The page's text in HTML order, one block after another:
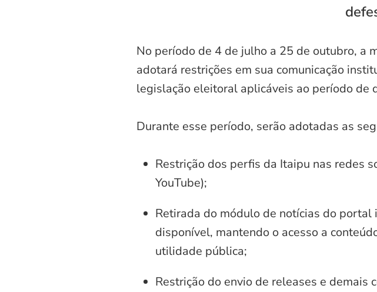
No período de 4 de julho a 25 de outubro, a
adotará restrições em sua comunicação
legislação eleitoral aplicáveis ao período de
Durante esse período, serão adotadas as
Restrição dos perfis da Itaipu nas redes
YouTube);
Retirada do módulo de notícias do
disponível, mantendo o acesso a
utilidade pública;
Restrição do envio de releases e demais